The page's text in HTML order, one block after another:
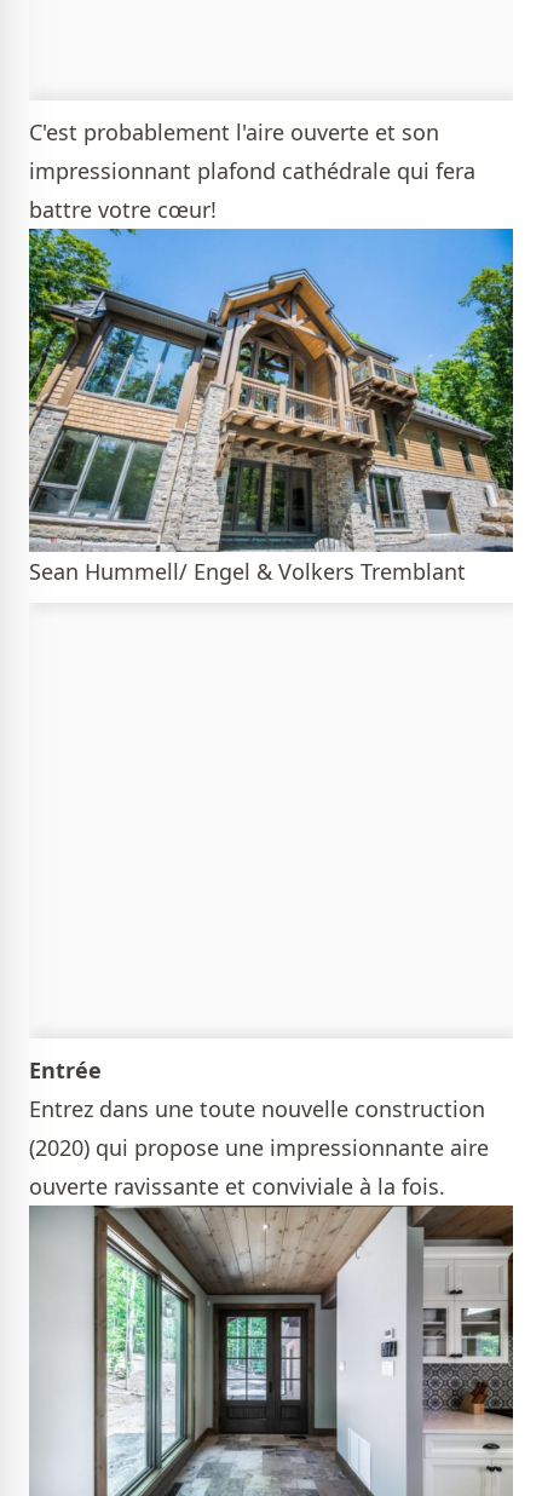
C'est probablement l'aire ouverte et son
impressionnant plafond cathédrale qui fera
battre votre cœur!
Sean Hummell/ Engel & Volkers Tremblant
Entrée
Entrez dans une toute nouvelle construction
(2020) qui propose une impressionnante aire
ouverte ravissante et conviviale à la fois.